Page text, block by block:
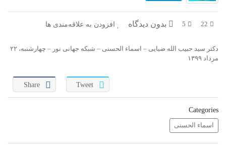
سر دبیر
کافه نور
رمضان برتر
روزنه
مدینه منوره
22
5 بدون دیدگاه افزودن به علاقه‌مندی ها
دکتر سید حبیب الله ضیایی – اسماء الحسنی – شبکه جهانی نور – چهارشنبه، ۲۲
مرداد ۱۳۹۹
Share Tweet
Categories
اسماء الحسنی